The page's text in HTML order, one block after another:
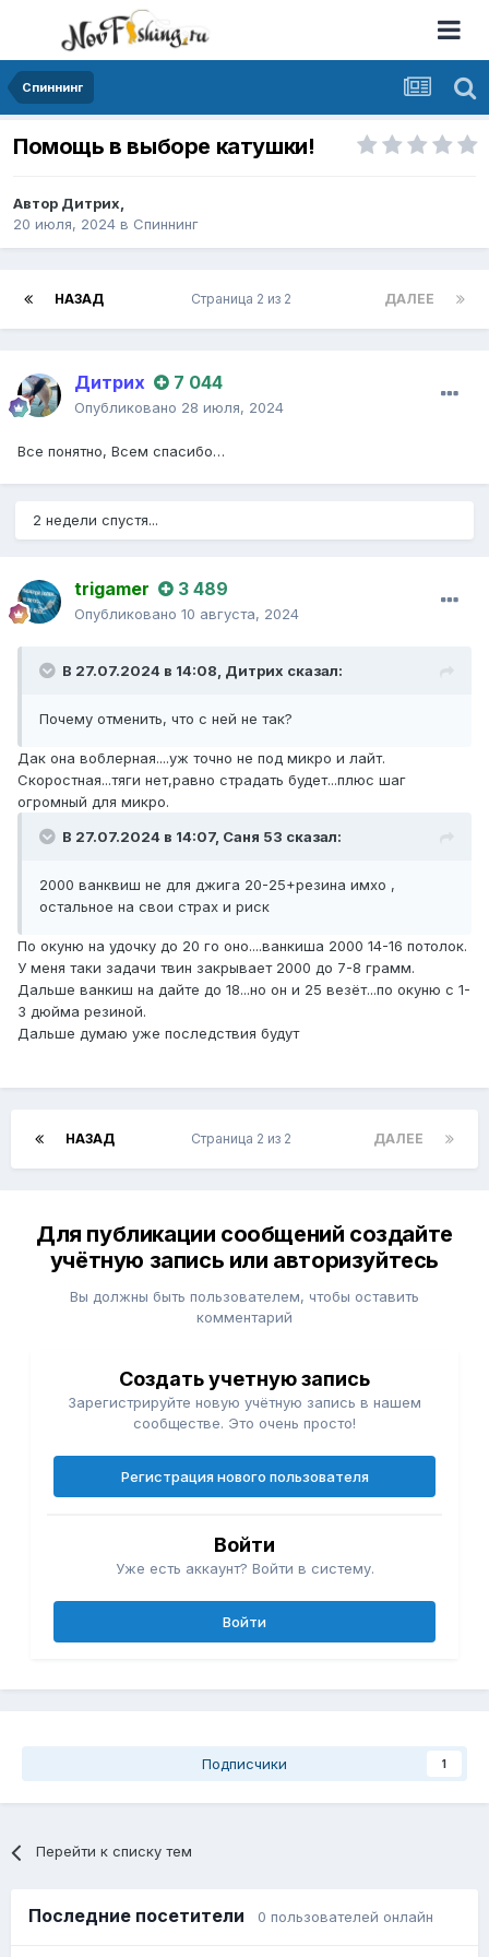
Спиннинг
Помощь в выборе катушки!
Автор Дитрих,
20 июля, 2024 в Спиннинг
НАЗАД ДАЛЕЕ
Страница 2 из 2
Дитрих 7 044
Опубликовано 28 июля, 2024
Все понятно, Всем спасибо…
2 недели спустя...
trigamer 3 489
Опубликовано 10 августа, 2024
В 27.07.2024 в 14:08, Дитрих сказал:
Почему отменить, что с ней не так?
Дак она воблерная....уж точно не под микро и лайт.
Скоростная...тяги нет,равно страдать будет...плюс шаг
огромный для микро.
В 27.07.2024 в 14:07, Саня 53 сказал:
2000 ванквиш не для джига 20-25+резина имхо ,
остальное на свои страх и риск
По окуню на удочку до 20 го оно....ванкиша 2000 14-16 потолок.
У меня таки задачи твин закрывает 2000 до 7-8 грамм.
Дальше ванкиш на дайте до 18...но он и 25 везёт...по окуню с 1-
3 дюйма резиной.
Дальше думаю уже последствия будут
НАЗАД ДАЛЕЕ
Страница 2 из 2
Для публикации сообщений создайте
учётную запись или авторизуйтесь
Вы должны быть пользователем, чтобы оставить
комментарий
Создать учетную запись
Зарегистрируйте новую учётную запись в нашем
сообществе. Это очень просто!
Регистрация нового пользователя
Войти
Уже есть аккаунт? Войти в систему.
Войти
Подписчики 1
Перейти к списку тем
Последние посетители 0 пользователей онлайн